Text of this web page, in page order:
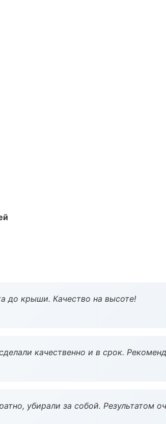
до крыши. Качество на высоте!
качественно и в срок.
убирали за собой. Результатом